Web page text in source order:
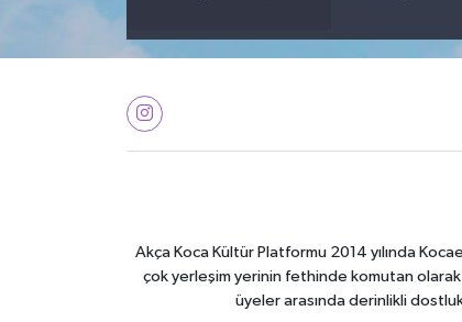
Akça Koca Kültür Platformu 2014 yılında
çok yerleşim yerinin fethinde komutan
üyeler arasında derinlikli